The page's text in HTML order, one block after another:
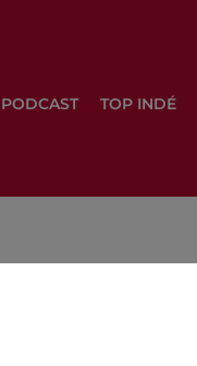
PODCAST TOP INDÉ